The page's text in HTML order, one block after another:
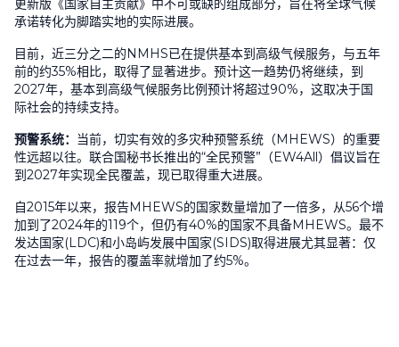
更新版《国家自主贡献》中不可或缺的组成部分，旨在将全球气候
承诺转化为脚踏实地的实际进展。
目前，近三分之二的NMHS已在提供基本到高级气候服务，与五年
前的约35%相比，取得了显著进步。预计这一趋势仍将继续，到
2027年，基本到高级气候服务比例预计将超过90%，这取决于国
际社会的持续支持。
预警系统： 当前，切实有效的多灾种预警系统（MHEWS）的重要
性远超以往。联合国秘书长推出的“全民预警”（EW4All）倡议旨在
到2027年实现全民覆盖，现已取得重大进展。
自2015年以来，报告MHEWS的国家数量增加了一倍多，从56个增
加到了2024年的119个，但仍有40%的国家不具备MHEWS。最不
发达国家(LDC)和小岛屿发展中国家(SIDS)取得进展尤其显著：仅
在过去一年，报告的覆盖率就增加了约5%。